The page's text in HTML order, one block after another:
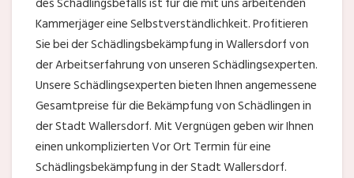
Kammerjäger eine Selbstverständlichkeit. Profitieren
Sie bei der Schädlingsbekämpfung in Wallersdorf von
der Arbeitserfahrung von unseren Schädlingsexperten.
Unsere Schädlingsexperten bieten Ihnen angemessene
Gesamtpreise für die Bekämpfung von Schädlingen in
der Stadt Wallersdorf. Mit Vergnügen geben wir Ihnen
einen unkomplizierten Vor Ort Termin für eine
Schädlingsbekämpfung in der Stadt Wallersdorf.